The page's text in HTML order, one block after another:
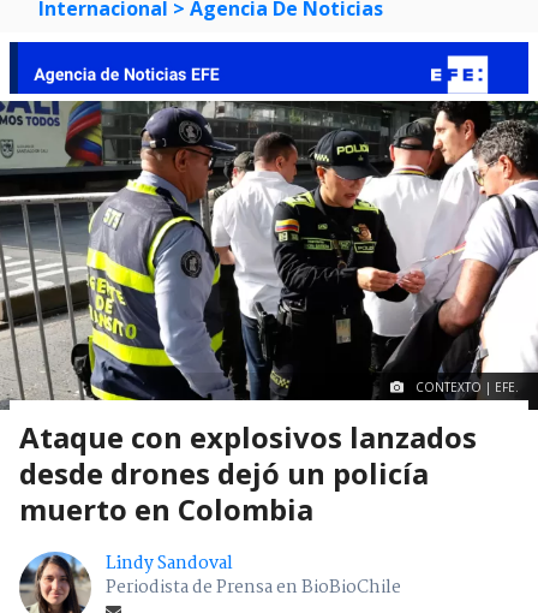
Internacional > Agencia De Noticias
CONTEXTO | EFE.
Ataque con explosivos lanzados
desde drones dejó un policía
muerto en Colombia
Lindy Sandoval
Periodista de Prensa en BioBioChile